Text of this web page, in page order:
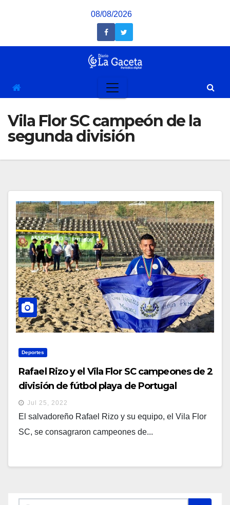
08/08/2026
Vila Flor SC campeón de la
segunda división
Deportes
Rafael Rizo y el Vila Flor SC campeones de 2
división de fútbol playa de Portugal
Jul 25, 2022
El salvadoreño Rafael Rizo y su equipo, el Vila Flor
SC, se consagraron campeones de...